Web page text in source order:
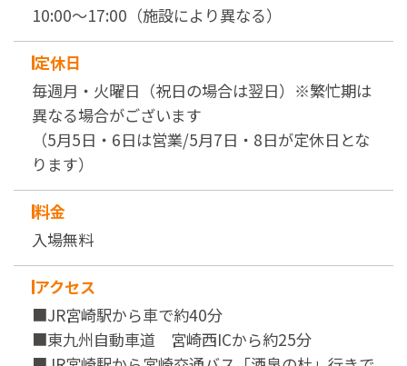
10:00～17:00（施設により異なる）
定休日
毎週月・火曜日（祝日の場合は翌日）※繁忙期は
異なる場合がございます
（5月5日・6日は営業/5月7日・8日が定休日とな
ります）
料金
入場無料
アクセス
■JR宮崎駅から車で約40分
■東九州自動車道 宮崎西ICから約25分